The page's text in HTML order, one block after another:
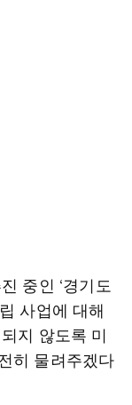
중인 ‘경기도
사업에 대해
지 않도록 미
히 물려주겠다